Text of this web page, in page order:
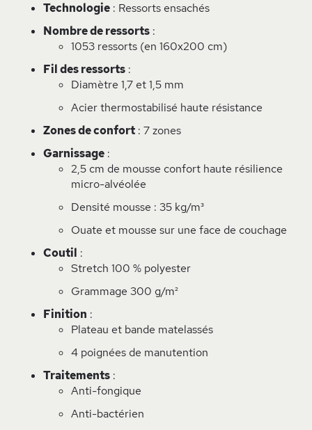
Technologie : Ressorts ensachés
Nombre de ressorts :
1053 ressorts (en 160x200 cm)
Fil des ressorts :
Diamètre 1,7 et 1,5 mm
Acier thermostabilisé haute résistance
Zones de confort : 7 zones
Garnissage :
2,5 cm de mousse confort haute résilience
micro-alvéolée
Densité mousse : 35 kg/m³
Ouate et mousse sur une face de couchage
Coutil :
Stretch 100 % polyester
Grammage 300 g/m²
Finition :
Plateau et bande matelassés
4 poignées de manutention
Traitements :
Anti-fongique
Anti-bactérien